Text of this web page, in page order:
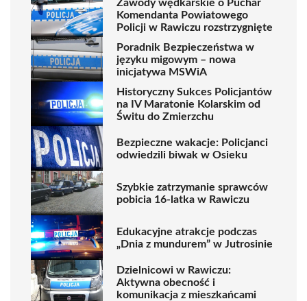
Zawody wędkarskie o Puchar
Komendanta Powiatowego
Policji w Rawiczu rozstrzygnięte
Poradnik Bezpieczeństwa w
języku migowym – nowa
inicjatywa MSWiA
Historyczny Sukces Policjantów
na IV Maratonie Kolarskim od
Świtu do Zmierzchu
Bezpieczne wakacje: Policjanci
odwiedzili biwak w Osieku
Szybkie zatrzymanie sprawców
pobicia 16-latka w Rawiczu
Edukacyjne atrakcje podczas
„Dnia z mundurem” w Jutrosinie
Dzielnicowi w Rawiczu:
Aktywna obecność i
komunikacja z mieszkańcami